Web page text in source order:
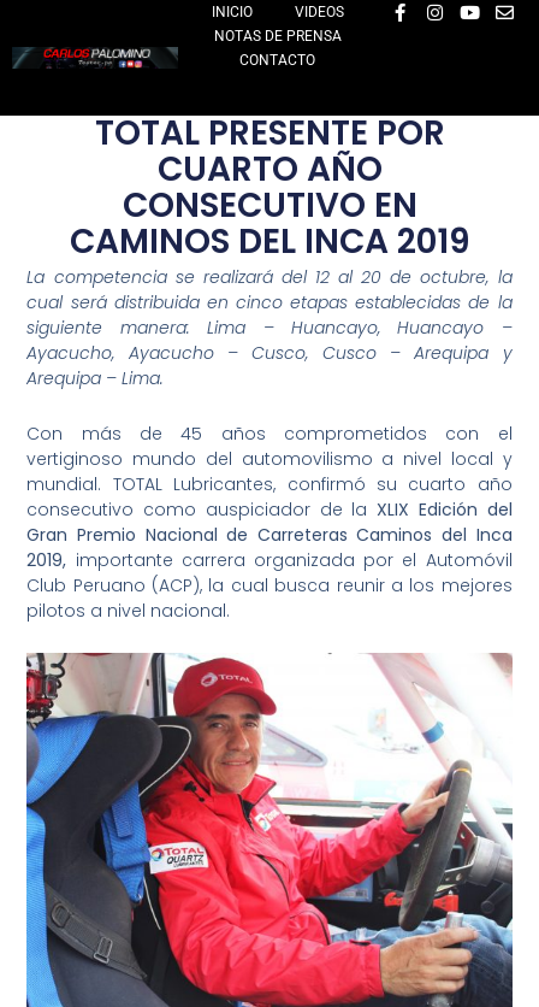
al
contenido
INICIO
VIDEOS
NOTAS DE PRENSA
CONTACTO
F
a
o
k
I
n
r
a
m
Y
o
e
E
n
p
TOTAL PRESENTE POR
CUARTO AÑO
CONSECUTIVO EN
CAMINOS DEL INCA 2019
La competencia se realizará del 12 al 20 de octubre, la
cual será distribuida en cinco etapas establecidas de la
siguiente manera: Lima – Huancayo, Huancayo –
Ayacucho, Ayacucho – Cusco, Cusco – Arequipa y
Arequipa – Lima.
Con más de 45 años comprometidos con el
vertiginoso mundo del automovilismo a nivel local y
mundial. TOTAL Lubricantes, confirmó su cuarto año
consecutivo como auspiciador de laXLIX Edición del
Gran Premio Nacional de Carreteras Caminos del Inca
2019, importante carrera organizada por el Automóvil
Club Peruano (ACP), la cual busca reunir a los mejores
pilotos a nivel nacional.